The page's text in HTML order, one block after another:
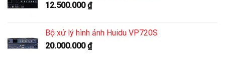
12.500.000₫
Bộ xử lý hình ảnh Huidu VP720S
20.000.000₫